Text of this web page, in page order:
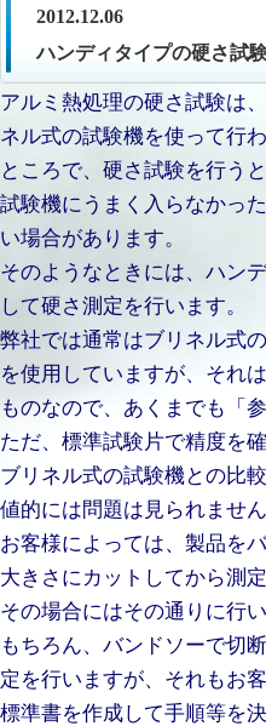
2012.12.06
ハンディタイプの硬さ試
アルミ熱処理の硬さ試験は
ネル式の試験機を使って行わ
ところで、硬さ試験を行う
試験機にうまく入らなかっ
い場合があります。
そのようなときには、ハン
して硬さ測定を行います。
弊社では通常はブリネル式
を使用していますが、それ
ものなので、あくまでも「
ただ、標準試験片で精度を
ブリネル式の試験機との比
値的には問題は見られません
お客様によっては、製品を
大きさにカットしてから測
その場合にはその通りに行い
もちろん、バンドソーで切
定を行いますが、それもお
標準書を作成して手順等を決